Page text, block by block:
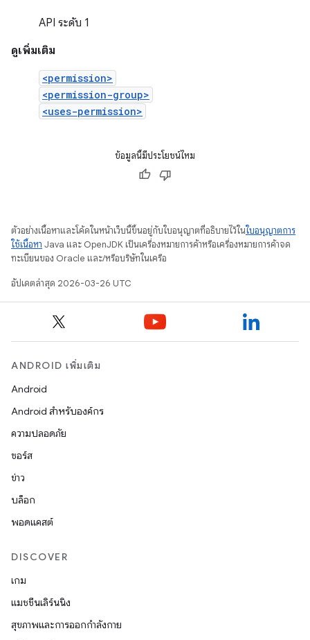
API ระดับ 1
ดูเพิ่มเติม
<permission>
<permission-group>
<uses-permission>
ข้อมูลนี้มีประโยชน์ไหม
ตัวอย่างเนื้อหาและโค้ดในหน้าเว็บนี้ขึ้นอยู่กับใบอนุญาตที่อธิบายไว้ในใบอนุญาตการ
ใช้เนื้อหา Java และ OpenJDK เป็นเครื่องหมายการค้าหรือเครื่องหมายการค้าจด
ทะเบียนของ Oracle และ/หรือบริษัทในเครือ
อัปเดตล่าสุด 2026-03-26 UTC
ANDROID เพิ่มเติม
Android
Android สำหรับองค์กร
ความปลอดภัย
ซอร์ส
ข่าว
บล็อก
พอดแคสต์
DISCOVER
เกม
แมชชีนเลิร์นนิง
สุขภาพและการออกกำลังกาย